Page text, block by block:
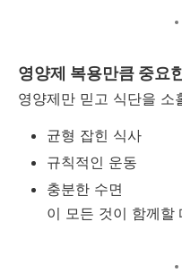
영양제 복용만큼 중요
영양제만 믿고 식단을 소
균형 잡힌 식사
규칙적인 운동
충분한 수면
이 모든 것이 함께할